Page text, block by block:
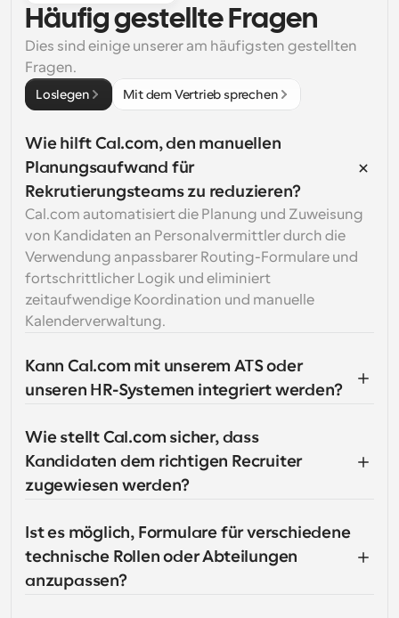
Häufig gestellte Fragen
Dies sind einige unserer am häufigsten gestellten
Fragen.
Loslegen Mit dem Vertrieb sprechen
Wie hilft Cal.com, den manuellen
Planungsaufwand für
Rekrutierungsteams zu reduzieren?
Cal.com automatisiert die Planung und Zuweisung
von Kandidaten an Personalvermittler durch die
Verwendung anpassbarer Routing-Formulare und
fortschrittlicher Logik und eliminiert
zeitaufwendige Koordination und manuelle
Kalenderverwaltung.
Kann Cal.com mit unserem ATS oder
unseren HR-Systemen integriert werden?
Wie stellt Cal.com sicher, dass
Kandidaten dem richtigen Recruiter
zugewiesen werden?
Ist es möglich, Formulare für verschiedene
technische Rollen oder Abteilungen
anzupassen?